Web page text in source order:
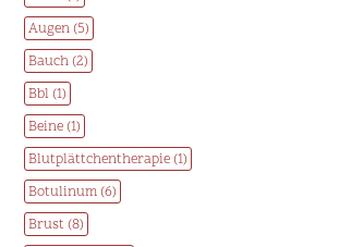
Augen (5)
Bauch (2)
Bbl (1)
Beine (1)
Blutplättchentherapie (1)
Botulinum (6)
Brust (8)